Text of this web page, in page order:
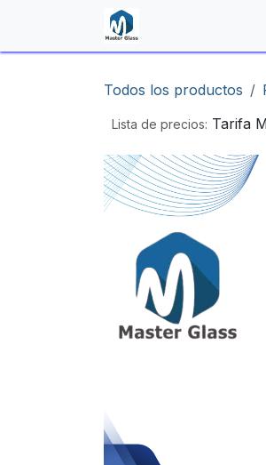
Todos los productos
Lista de precios: Tarifa